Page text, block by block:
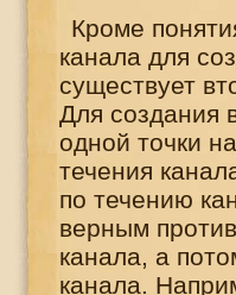
Кроме
канала для
существует
Для создания
одной точки
течения
по течению
верным
канала, а
канала.